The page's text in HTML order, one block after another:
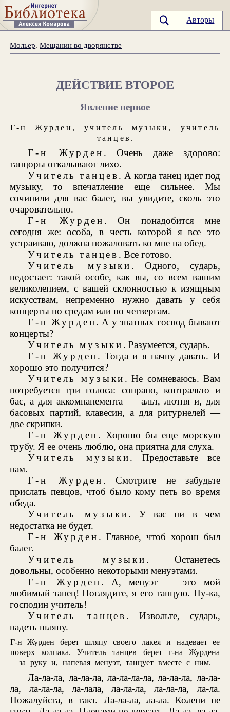
Авторы
Мольер.Мещанин во дворянстве
ДЕЙСТВИЕ ВТОРОЕ
Явление первое
Г-н Журден ,учитель музыки , учитель
танцев .
Г-н Журден . Очень даже здорово:
танцоры откалывают лихо.
Учитель танцев. А когда танец идет под
музыку, то впечатление еще сильнее. Мы
сочинили для вас балет, вы увидите, сколь это
очаровательно.
Г-н Журден . Он понадобится мне
сегодня же: особа, в честь которой я все это
устраиваю, должна пожаловать ко мне на обед.
Учитель танцев . Все готово.
Учитель музыки . Одного, сударь,
недостает: такой особе, как вы, со всем вашим
великолепием, с вашей склонностью к изящным
искусствам, непременно нужно давать у себя
концерты по средам или по четвергам.
Г-н Журден. А у знатных господ бывают
концерты?
Учитель музыки . Разумеется, сударь.
Г-н Журден . Тогда и я начну давать. И
хорошо это получится?
Учитель музыки . Не сомневаюсь. Вам
потребуется три голоса: сопрано, контральто и
бас, а для аккомпанемента — альт, лютня и, для
басовых партий, клавесин, а для ритурнелей —
две скрипки.
Г-н Журден . Хорошо бы еще морскую
трубу. Я ее очень люблю, она приятна для слуха.
Учитель музыки. Предоставьте все
нам.
Г-н Журден . Смотрите не забудьте
прислать певцов, чтоб было кому петь во время
обеда.
Учитель музыки. У вас ни в чем
недостатка не будет.
Г-н Журден . Главное, чтоб хорош был
балет.
Учитель музыки . Останетесь
довольны, особенно некоторыми менуэтами.
Г-н Журден . А, менуэт — это мой
любимый танец! Поглядите, я его танцую. Ну-ка,
господин учитель!
Учитель танцев . Извольте, сударь,
надеть шляпу.
Г-н Журден берет шляпу своего лакея и надевает ее
поверх колпака. Учитель танцев берет г-на Журдена
за руку и, напевая менуэт, танцует вместе с ним.
Ла-ла-ла, ла-ла-ла, ла-ла-ла-ла, ла-ла-ла, ла-ла-
ла, ла-ла-ла, ла-лала, ла-ла-ла, ла-ла-ла, ла-ла.
Пожалуйста, в такт. Ла-ла-ла, ла-ла. Колени не